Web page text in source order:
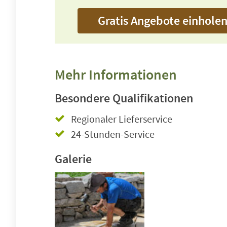
Gratis Angebote einholen
Mehr Informationen
Besondere Qualifikationen
Regionaler Lieferservice
24-Stunden-Service
Galerie